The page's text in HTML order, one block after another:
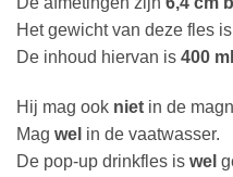
Het gewicht van deze fles is
De inhoud hiervan is 400 ml
Hij mag ook niet in de
Mag wel in de vaatwasser.
De pop-up drinkfles is wel